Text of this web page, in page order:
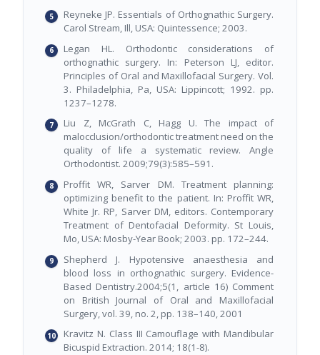
Reyneke JP. Essentials of Orthognathic Surgery.
Carol Stream, Ill, USA: Quintessence; 2003.
Legan HL. Orthodontic considerations of
orthognathic surgery. In: Peterson LJ, editor.
Principles of Oral and Maxillofacial Surgery. Vol.
3. Philadelphia, Pa, USA: Lippincott; 1992. pp.
1237–1278.
Liu Z, McGrath C, Hagg U. The impact of
malocclusion/orthodontic treatment need on the
quality of life a systematic review. Angle
Orthodontist. 2009;79(3):585–591.
Proffit WR, Sarver DM. Treatment planning:
optimizing benefit to the patient. In: Proffit WR,
White Jr. RP, Sarver DM, editors. Contemporary
Treatment of Dentofacial Deformity. St Louis,
Mo, USA: Mosby-Year Book; 2003. pp. 172–244.
Shepherd J. Hypotensive anaesthesia and
blood loss in orthognathic surgery. Evidence-
Based Dentistry.2004;5(1, article 16) Comment
on British Journal of Oral and Maxillofacial
Surgery, vol. 39, no. 2, pp. 138–140, 2001
Kravitz N. Class III Camouflage with Mandibular
Bicuspid Extraction. 2014; 18(1-8).